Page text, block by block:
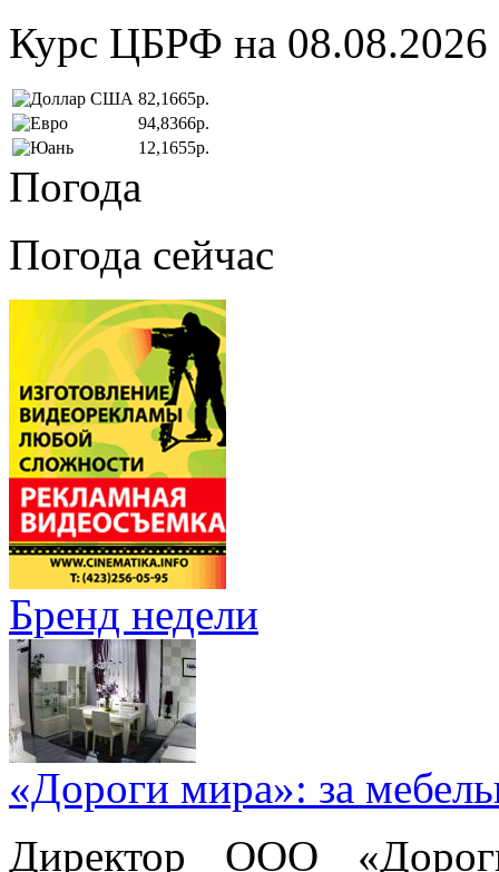
Курс ЦБРФ на 08.08.2026
82,1665р.
94,8366р.
12,1655р.
Погода
Погода сейчас
Бренд недели
«Дороги мира»: за
Директор ООО